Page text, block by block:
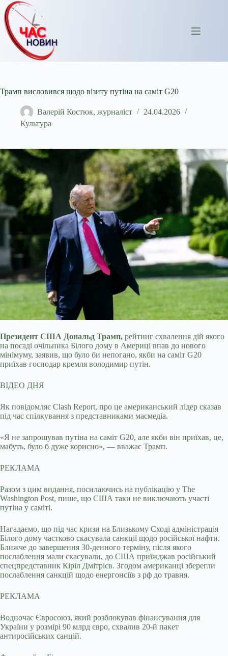
Перейти
до
вмісту
Трамп висловився щодо візиту путіна на саміт G20
Валерій Костюк, журналіст
24.04.2026
Культура
Президент США Дональд Трамп, рейтинг схвалення дій якого
на посаді очільника Білого дому в Америці впав до нового
мінімуму, заявив, що було би непогано, якби на саміт G20
приїхав господар кремля володимир путін.
ВІДЕО ДНЯ
Як повідомляє Clash Report, про це американський лідер сказав
під час спілкування з представниками масмедіа.
«Я не запрошував путіна на саміт G20, але якби він приїхав, це,
мабуть, було б дуже корисно», — вважає Трамп.
РЕКЛАМА
Разом з цим видання, посилаючись на публікацію у The
Washington Post, пише, що США таки не виключають участі
путіна у саміті.
Нагадаємо, що під час кризи на Близькому Сході адміністрація
Білого дому частково скасувала санкції щодо російської нафти.
Ближче до завершення 30-денного терміну, після якого
послаблення мали скасували, до США приїжджав російський
спецпредставник Кіріл Дмітрієв. Згодом американці зберегли
послаблення санкцій щодо енергонсіїв з рф до травня.
РЕКЛАМА
Водночас Євросоюз, який розблокував фінансування для
України у розмірі 90 млрд євро, схвалив 20-й пакет
антиросійських санцій.